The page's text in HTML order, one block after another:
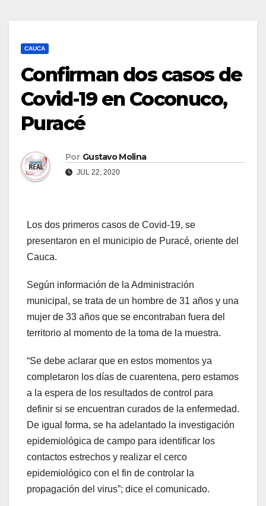
CAUCA
Confirman dos casos de
Covid-19 en Coconuco,
Puracé
Por Gustavo Molina
JUL 22, 2020
Los dos primeros casos de Covid-19, se
presentaron en el municipio de Puracé, oriente del
Cauca.
Según información de la Administración
municipal, se trata de un hombre de 31 años y una
mujer de 33 años que se encontraban fuera del
territorio al momento de la toma de la muestra.
“Se debe aclarar que en estos momentos ya
completaron los días de cuarentena, pero estamos
a la espera de los resultados de control para
definir si se encuentran curados de la enfermedad.
De igual forma, se ha adelantado la investigación
epidemiológica de campo para identificar los
contactos estrechos y realizar el cerco
epidemiológico con el fin de controlar la
propagación del virus”; dice el comunicado.